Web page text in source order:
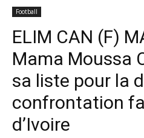
Football
ELIM CAN (F)
Mama Moussa
sa liste pour la
confrontation
d’Ivoire